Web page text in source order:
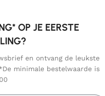
OP JE EERSTE
en ontvang de leukste
minimale bestelwaarde is